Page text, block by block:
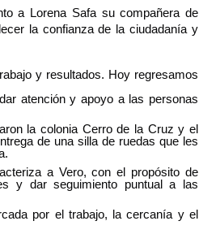
a Lorena Safa su compañera de
la confianza de la ciudadanía y
y resultados. Hoy regresamos
atención y apoyo a las personas
la colonia Cerro de la Cruz y el
de una silla de ruedas que les
a Vero, con el propósito de
y dar seguimiento puntual a las
por el trabajo, la cercanía y el